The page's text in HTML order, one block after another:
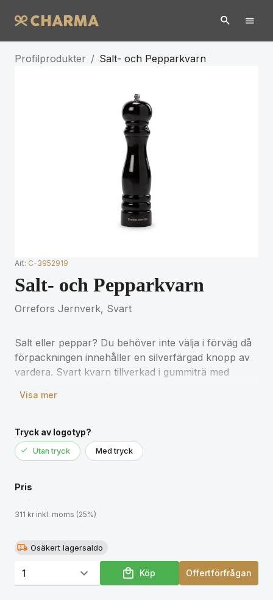
Profilprodukter / Salt- och Pepparkvarn
Art: C-3952919
Salt- och Pepparkvarn
Orrefors Jernverk, Svart
Salt eller peppar? Du behöver inte välja i förväg då
förpackningen innehåller en silverfärgad knopp av
vardera. Svart kvarn tillverkad i gummiträ med
matlagningen, snygg att ha framme och är en
Storlek: 5,5x23,5 cm
Keramiskt verk
Visa mer
Tryck av logotyp?
Utan tryck Med tryck
Pris
311 kr inkl. moms (25%)
Osäkert lagersaldo
Köp Offertförfrågan